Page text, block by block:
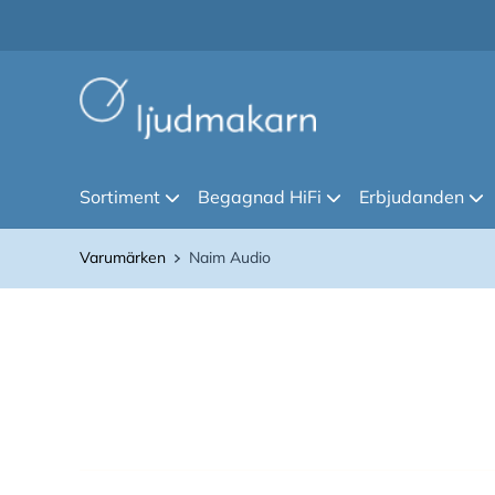
Sortiment Begagnad HiFi Erbjudanden
Varumärken Naim Audio